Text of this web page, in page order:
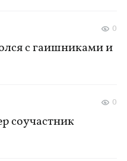
с гаишниками и
0
соучастник
0